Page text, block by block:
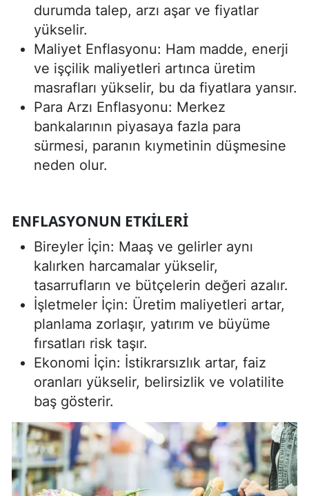
durumda talep, arzı aşar ve fiyatlar
yükselir.
Maliyet Enflasyonu: Ham madde, enerji
ve işçilik maliyetleri artınca üretim
masrafları yükselir, bu da fiyatlara yansır.
Para Arzı Enflasyonu: Merkez
bankalarının piyasaya fazla para
sürmesi, paranın kıymetinin düşmesine
neden olur.
ENFLASYONUN ETKILERI
Bireyler İçin: Maaş ve gelirler aynı
kalırken harcamalar yükselir,
tasarrufların ve bütçelerin değeri azalır.
İşletmeler İçin: Üretim maliyetleri artar,
planlama zorlaşır, yatırım ve büyüme
fırsatları risk taşır.
Ekonomi İçin: İstikrarsızlık artar, faiz
oranları yükselir, belirsizlik ve volatilite
baş gösterir.